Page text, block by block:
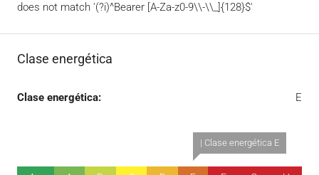
does not match '(?i)^Bearer [A-Za-z0-9\\-\\_]{128}$'
Clase energética
Clase energética: E
| Clase energética E